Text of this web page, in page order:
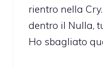
rientro nella
dentro il Nulla,
Ho sbagliato